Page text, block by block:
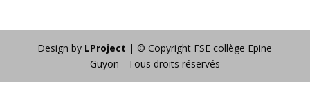
Design by LProject | © Copyright FSE collège Epine
Guyon - Tous droits réservés